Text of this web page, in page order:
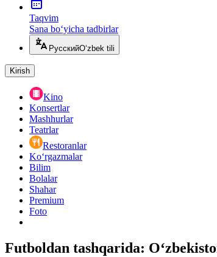
Taqvim
Sana bo‘yicha tadbirlar
РусскийO‘zbek tili
Kirish
Kino
Konsertlar
Mashhurlar
Teatrlar
Restoranlar
Ko‘rgazmalar
Bilim
Bolalar
Shahar
Premium
Foto
Futboldan tashqarida: